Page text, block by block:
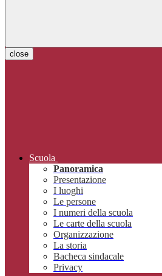
close
Scuola
Panoramica
Presentazione
I luoghi
Le persone
I numeri della scuola
Le carte della scuola
Organizzazione
La storia
Bacheca sindacale
Privacy